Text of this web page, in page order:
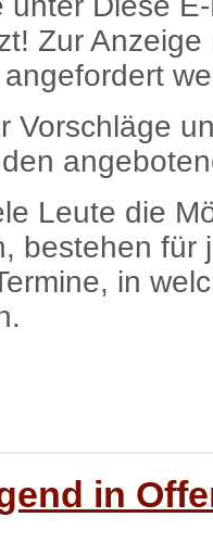
Zur
angefordert
Vorschläge
Leute die
bestehen für
in
in